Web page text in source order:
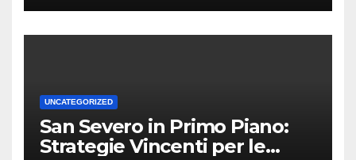
UNCATEGORIZED
San Severo in Primo Piano:
Strategie Vincenti per le